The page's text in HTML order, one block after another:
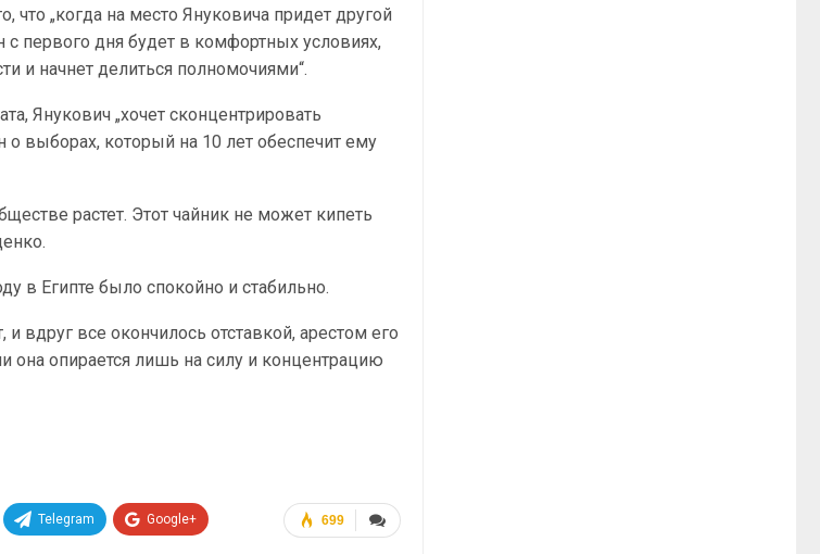
„когда на место Януковича придет другой
первого дня будет в комфортных условиях,
и начнет делиться полномочиями“.
Янукович „хочет сконцентрировать
о выборах, который на 10 лет обеспечит ему
растет. Этот чайник не может кипеть
в Египте было спокойно и стабильно.
вдруг все окончилось отставкой, арестом его
она опирается лишь на силу и концентрацию
699
Telegram Google+